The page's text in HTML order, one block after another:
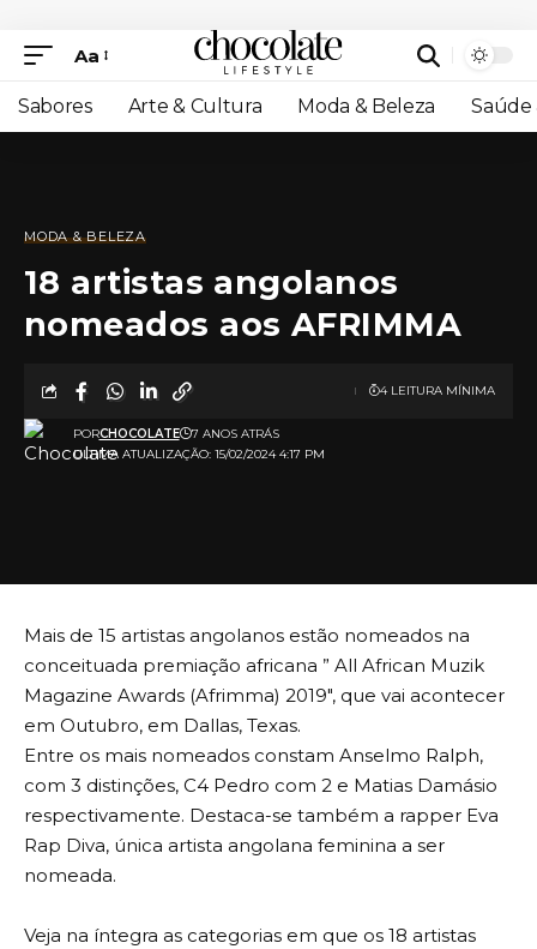
Aa
Sabores Arte & Cultura Moda & Beleza Saúde
MODA & BELEZA
18 artistas angolanos
nomeados aos AFRIMMA
ULTIMA ATUALIZAÇÃO: 15/02/2024 4:17 PM
PORCHOCOLATE 7 ANOS ATRÁS
4 LEITURA MÍNIMA
Mais de 15 artistas angolanos estão nomeados na
conceituada premiação africana ” All African Muzik
Magazine Awards (Afrimma) 2019″, que vai acontecer
em Outubro, em Dallas, Texas.
Entre os mais nomeados constam Anselmo Ralph,
com 3 distinções, C4 Pedro com 2 e Matias Damásio
respectivamente. Destaca-se também a rapper Eva
Rap Diva, única artista angolana feminina a ser
nomeada.
Veja na íntegra as categorias em que os 18 artistas